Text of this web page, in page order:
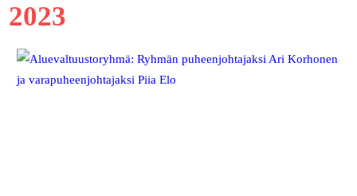
2023